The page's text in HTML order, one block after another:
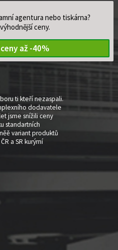
agentura nebo tiskárna?
ceny.
až -40%
ti kteří nezaspali.
dodavatele
jsme snížili ceny
standartních
variant produktů
a SR kurýrní